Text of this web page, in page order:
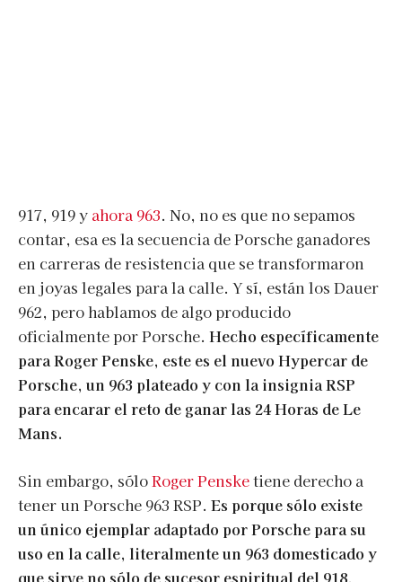
917, 919 y ahora 963. No, no es que no sepamos
contar, esa es la secuencia de Porsche ganadores
en carreras de resistencia que se transformaron
en joyas legales para la calle. Y sí, están los Dauer
962, pero hablamos de algo producido
oficialmente por Porsche. Hecho específicamente
para Roger Penske, este es el nuevo Hypercar de
Porsche, un 963 plateado y con la insignia RSP
para encarar el reto de ganar las 24 Horas de Le
Mans.
Sin embargo, sóloRoger Pensketiene derecho a
tener un Porsche 963 RSP. Es porque sólo existe
un único ejemplar adaptado por Porsche para su
uso en la calle, literalmente un 963 domesticado y
que sirve no sólo de sucesor espiritual del 918,